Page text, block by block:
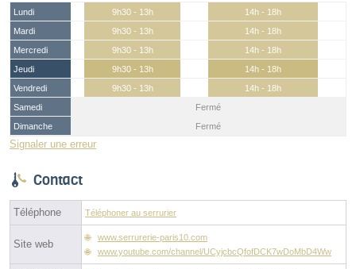
Lundi 9h30 - 13h
14h - 18h
Mardi
9h30 - 13h
14h - 18h
Mercredi
9h30 - 13h
14h - 18h
Jeudi
9h30 - 13h
14h - 18h
Vendredi
9h30 - 13h
14h - 18h
Samedi
Fermé
Dimanche
Fermé
Signaler une erreur
Contact
Téléphone Téléphoner au serrurier
Site web
www.serrurerie-paris10.com
www.youtube.com/channel/UCyjcbcQfofDCK7wDoMbD4Ww